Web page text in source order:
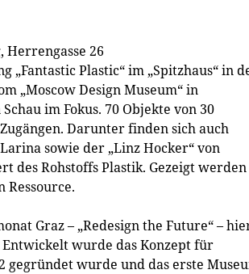
Herrengasse 26
„Fantastic Plastic“ im „Spitzhaus“ in
„Moscow Design Museum“ in
im Fokus. 70 Objekte von 30
Darunter finden sich auch
sowie der „Linz Hocker“ von
des Rohstoffs Plastik. Gezeigt
Graz – „Redesign the Future“ –
wurde das Konzept für
gegründet wurde und das erste